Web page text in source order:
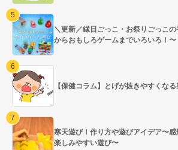
＼更新／縁日ごっこ・お祭りごっこ
からおもしろゲームまでいろいろ！〜
【保健コラム】とげが抜きやすくなる
寒天遊び！作り方や遊びアイデア〜
楽しみやすい遊び〜